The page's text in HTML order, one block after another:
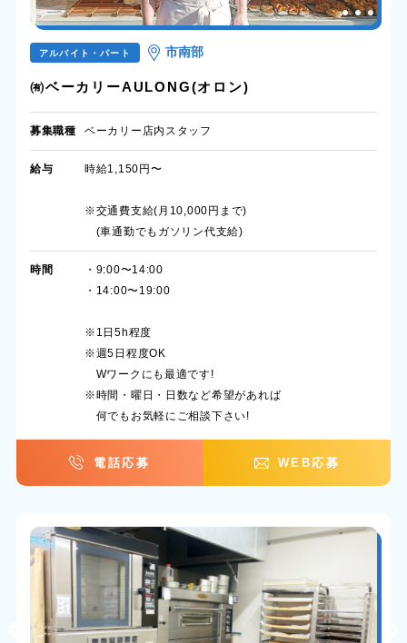
アルバイト・パート 市南部
㈲ベーカリーAULONG(オロン)
募集職種 ベーカリー店内スタッフ
給与 時給1,150円〜
※交通費支給(月10,000円まで)
(車通勤でもガソリン代支給)
時間
・9:00〜14:00
・14:00〜19:00
※1日5h程度
※週5日程度OK
Wワークにも最適です!
※時間・曜日・日数など希望があれば
何でもお気軽にご相談下さい!
電話応募 WEB応募